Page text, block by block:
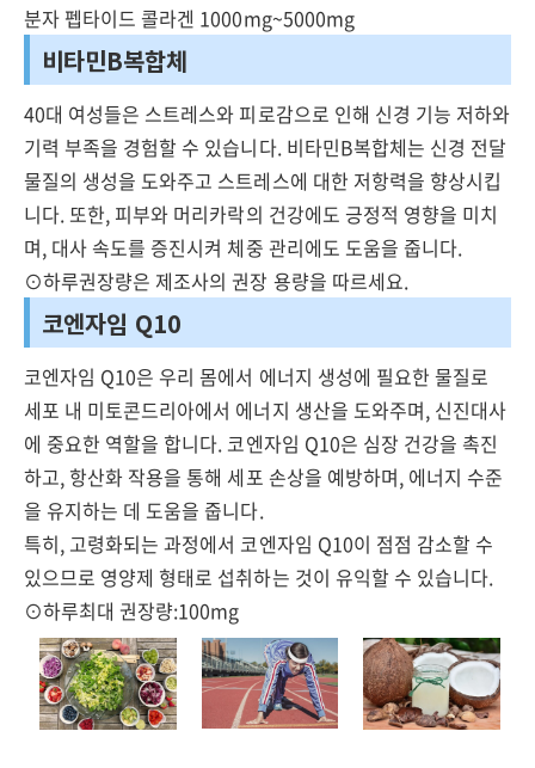
분자 펩타이드 콜라겐 1000mg~5000mg
비타민B복합체
40대 여성들은 스트레스와 피로감으로 인해 신경 기능 저하와
기력 부족을 경험할 수 있습니다. 비타민B복합체는 신경 전달
물질의 생성을 도와주고 스트레스에 대한 저항력을 향상시킵
니다. 또한, 피부와 머리카락의 건강에도 긍정적 영향을 미치
며, 대사 속도를 증진시켜 체중 관리에도 도움을 줍니다.
⊙하루권장량은 제조사의 권장 용량을 따르세요.
코엔자임 Q10
코엔자임 Q10은 우리 몸에서 에너지 생성에 필요한 물질로
세포 내 미토콘드리아에서 에너지 생산을 도와주며, 신진대사
에 중요한 역할을 합니다. 코엔자임 Q10은 심장 건강을 촉진
하고, 항산화 작용을 통해 세포 손상을 예방하며, 에너지 수준
을 유지하는 데 도움을 줍니다.
특히, 고령화되는 과정에서 코엔자임 Q10이 점점 감소할 수
있으므로 영양제 형태로 섭취하는 것이 유익할 수 있습니다.
⊙하루최대 권장량:100mg